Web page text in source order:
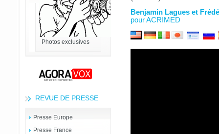
Photos exclusives
REVUE DE PRESSE
Presse Europe
Presse France
Benjamin Lagues et
pour ACRIMED